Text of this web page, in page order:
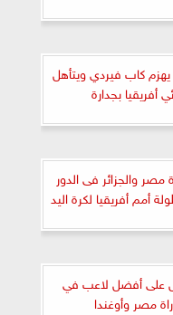
كاب فيردي ويتأهل
أفريقيا بجدارة
مصر والجزائر فى الدور
أمم أفريقيا لكرة اليد
على أفضل لاعب في
مصر وأوغندا